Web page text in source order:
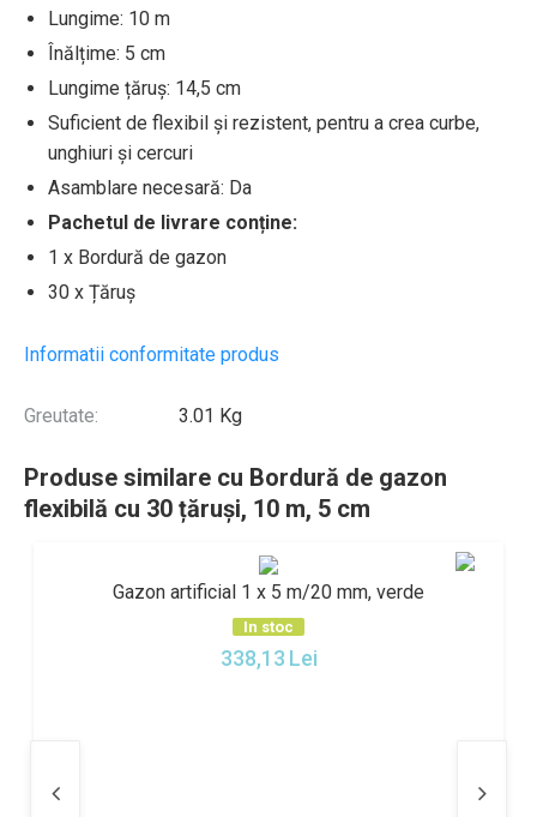
Lungime: 10 m
Înălțime: 5 cm
Lungime țăruș: 14,5 cm
Suficient de flexibil și rezistent, pentru a crea curbe,
unghiuri și cercuri
Asamblare necesară: Da
Pachetul de livrare conține:
1 x Bordură de gazon
30 x Țăruș
Informatii conformitate produs
Greutate: 3.01 Kg
Produse similare cu Bordură de gazon
flexibilă cu 30 țăruși, 10 m, 5 cm
Gazon artificial 1 x 5 m/20 mm, verde
In stoc
338,13 Lei